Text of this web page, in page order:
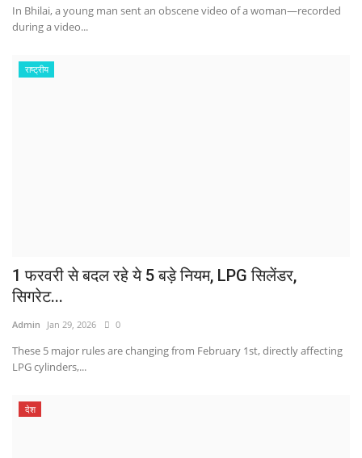
In Bhilai, a young man sent an obscene video of a woman—recorded
during a video...
राष्ट्रीय
1 फरवरी से बदल रहे ये 5 बड़े नियम, LPG सिलेंडर,
सिगरेट...
Admin Jan 29, 2026 0
These 5 major rules are changing from February 1st, directly affecting
LPG cylinders,...
देश